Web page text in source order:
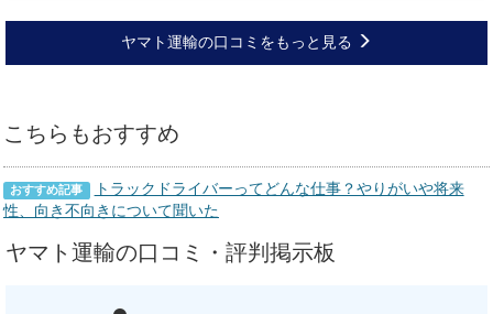
ヤマト運輸の口コミをもっと見る
こちらもおすすめ
おすすめ記事
トラックドライバーってどんな仕事？やりがいや将来
性、向き不向きについて聞いた
ヤマト運輸の口コミ・評判掲示板